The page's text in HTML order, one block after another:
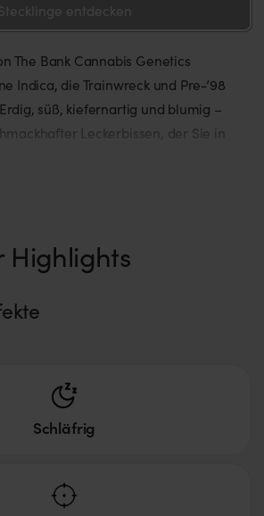
entdecken
The Bank Cannabis Genetics
Indica, die Trainwreck und Pre-’98
süß, kiefernartig und blumig –
Leckerbissen, der Sie in
haben eine hellgrüne Farbe mit
Highlights
Schläfrig